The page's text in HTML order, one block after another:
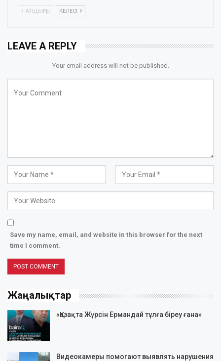
АЛДЫҢҒЫ КЕЛЕСІ
LEAVE A REPLY
Your email address will not be published.
Save my name, email, and website in this browser for the next
time I comment.
Жаңалықтар
«Қазақта Жүрсін Ермандай тұлға біреу ғана»
Видеокамеры помогают выявлять нарушения